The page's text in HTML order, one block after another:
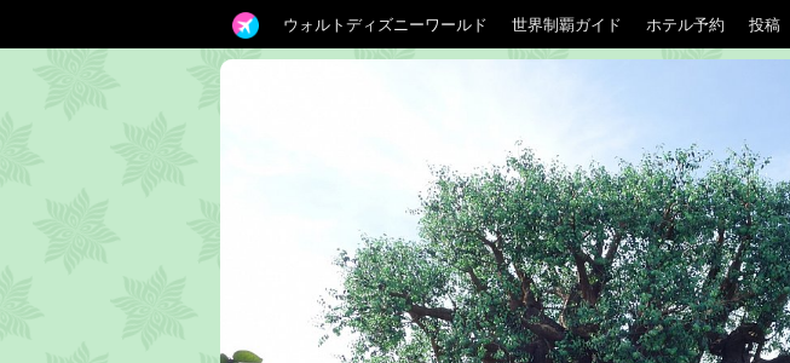
ウォルトディズニーワールド 世界制覇ガイド ホテル予約 投稿